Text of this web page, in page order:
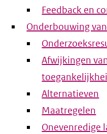
Feedback en
Onderbouwing
Afwijkingen
Alternatieven
Maatregelen
Onevenredige